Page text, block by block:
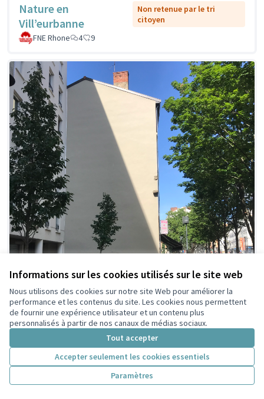
Informations sur les cookies utilisés sur le site web
Nous utilisons des cookies sur notre site Web pour améliorer la
performance et les contenus du site. Les cookies nous permettent
de fournir une expérience utilisateur et un contenu plus
personnalisés à partir de nos canaux de médias sociaux.
Tout accepter
Accepter seulement les cookies essentiels
Paramètres
Nature en
Vill’eurbanne
Non retenue par le tri
citoyen
FNE Rhone
4 9